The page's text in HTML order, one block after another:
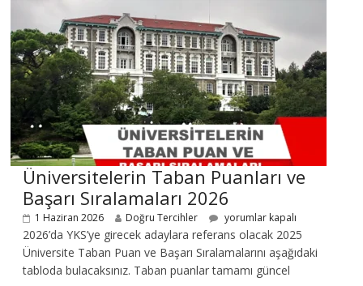
Üniversitelerin Taban Puanları ve
Başarı Sıralamaları 2026
1 Haziran 2026 Doğru Tercihler yorumlar kapalı
2026’da YKS’ye girecek adaylara referans olacak 2025
Üniversite Taban Puan ve Başarı Sıralamalarını aşağıdaki
tabloda bulacaksınız. Taban puanlar tamamı güncel